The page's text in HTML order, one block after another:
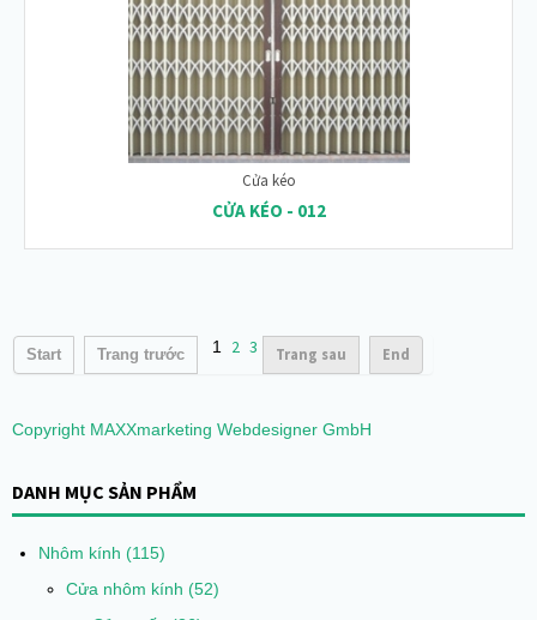
Cửa kéo
CỬA KÉO - 012
Start Trang trước 1 2 3 Trang sau End
Copyright MAXXmarketing Webdesigner GmbH
DANH MỤC SẢN PHẨM
Nhôm kính(115)
Cửa nhôm kính (52)